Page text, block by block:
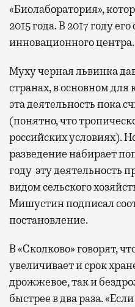
«Биолаборатория»,
2015 года. В 2017 году
инновационного центра.
Муху черная львинка
странах, в основном
эта деятельность пока
(понятно, что
российских условиях).
разведение набирает
году эту деятельность
видом сельского
Мишустин подписал
постановление.
В «Сколково» говорят,
увеличивает и срок
дрожжевое, так и
быстрее в два раза.